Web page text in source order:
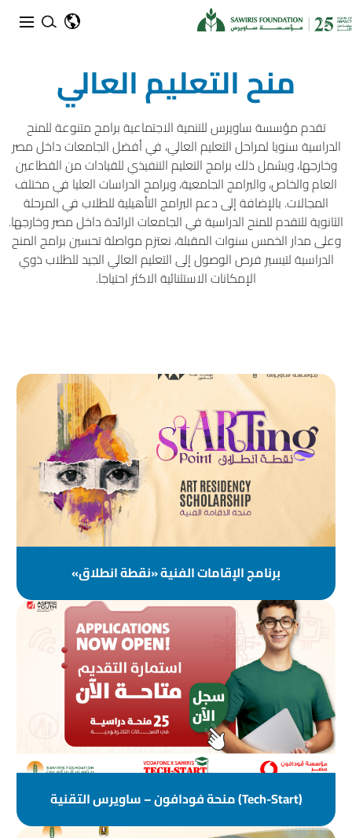
منح التعليم العالي
تقدم مؤسسة ساويرس للتنمية الاجتماعية برامج متنوعة للمنح
الدراسية سنويا لمراحل التعليم العالي، في أفضل الجامعات داخل مصر
وخارجها، ويشمل ذلك برامج التعليم التنفيذي للقيادات من القطاعين
العام والخاص، والبرامج الجامعية، وبرامج الدراسات العليا في مختلف
المجالات. بالإضافة إلى دعم البرامج التأهيلية للطلاب في المرحلة
الثانوية للتقدم للمنح الدراسية في الجامعات الرائدة داخل مصر وخارجها.
وعلى مدار الخمس سنوات المقبلة، نعتزم مواصلة تحسين برامج المنح
الدراسية لتيسير فرص الوصول إلى التعليم العالي الجيد للطلاب ذوي
الإمكانات الاستثنائية الاكثر احتياجا.
برنامج الإقامات الفنية «نقطة انطلاق»
(Tech-Start) منحة فودافون – ساويرس التقنية